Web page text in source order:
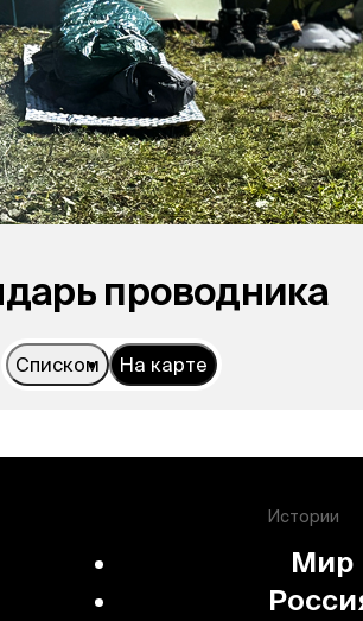
проводника
Списком На карте
Истории
Мир